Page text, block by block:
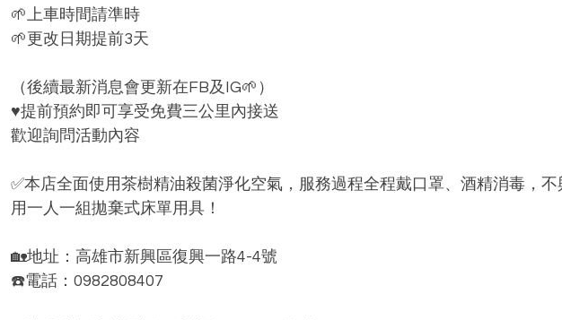
🌱上車時間請準時
🌱更改日期提前3天
（後續最新消息會更新在FB及IG🌱）
♥️提前預約即可享受免費三公里內接送
歡迎詢問活動內容
✅本店全面使用茶樹精油殺菌淨化空氣，服務過程全程戴口罩、酒精消毒，
用一人一組拋棄式床單用具！
🏡地址：高雄市新興區復興一路4-4號
☎️電話：0982808407